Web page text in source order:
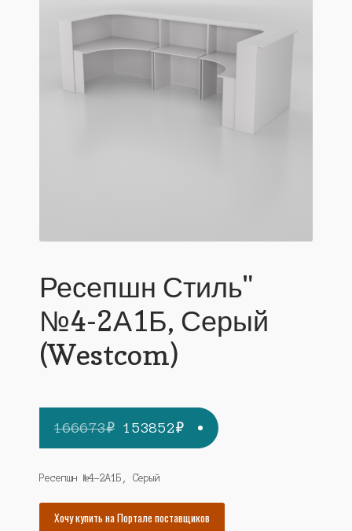
Ресепшн Стиль"
№4-2А1Б, Серый
(Westcom)
166673₽ Первоначальная
цена
составляла
166673₽.
153852₽Текущая
цена:
Ресепшн №4-2А1Б, Серый
Хочу купить на Портале поставщиков